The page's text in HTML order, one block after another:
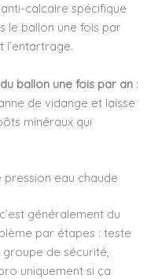
calcaire spécifique
le ballon une fois par
l’entartrage.
ballon une fois par an :
de vidange et laisse
minéraux qui
eau chaude
généralement du
par étapes : teste
de sécurité,
uniquement si ça